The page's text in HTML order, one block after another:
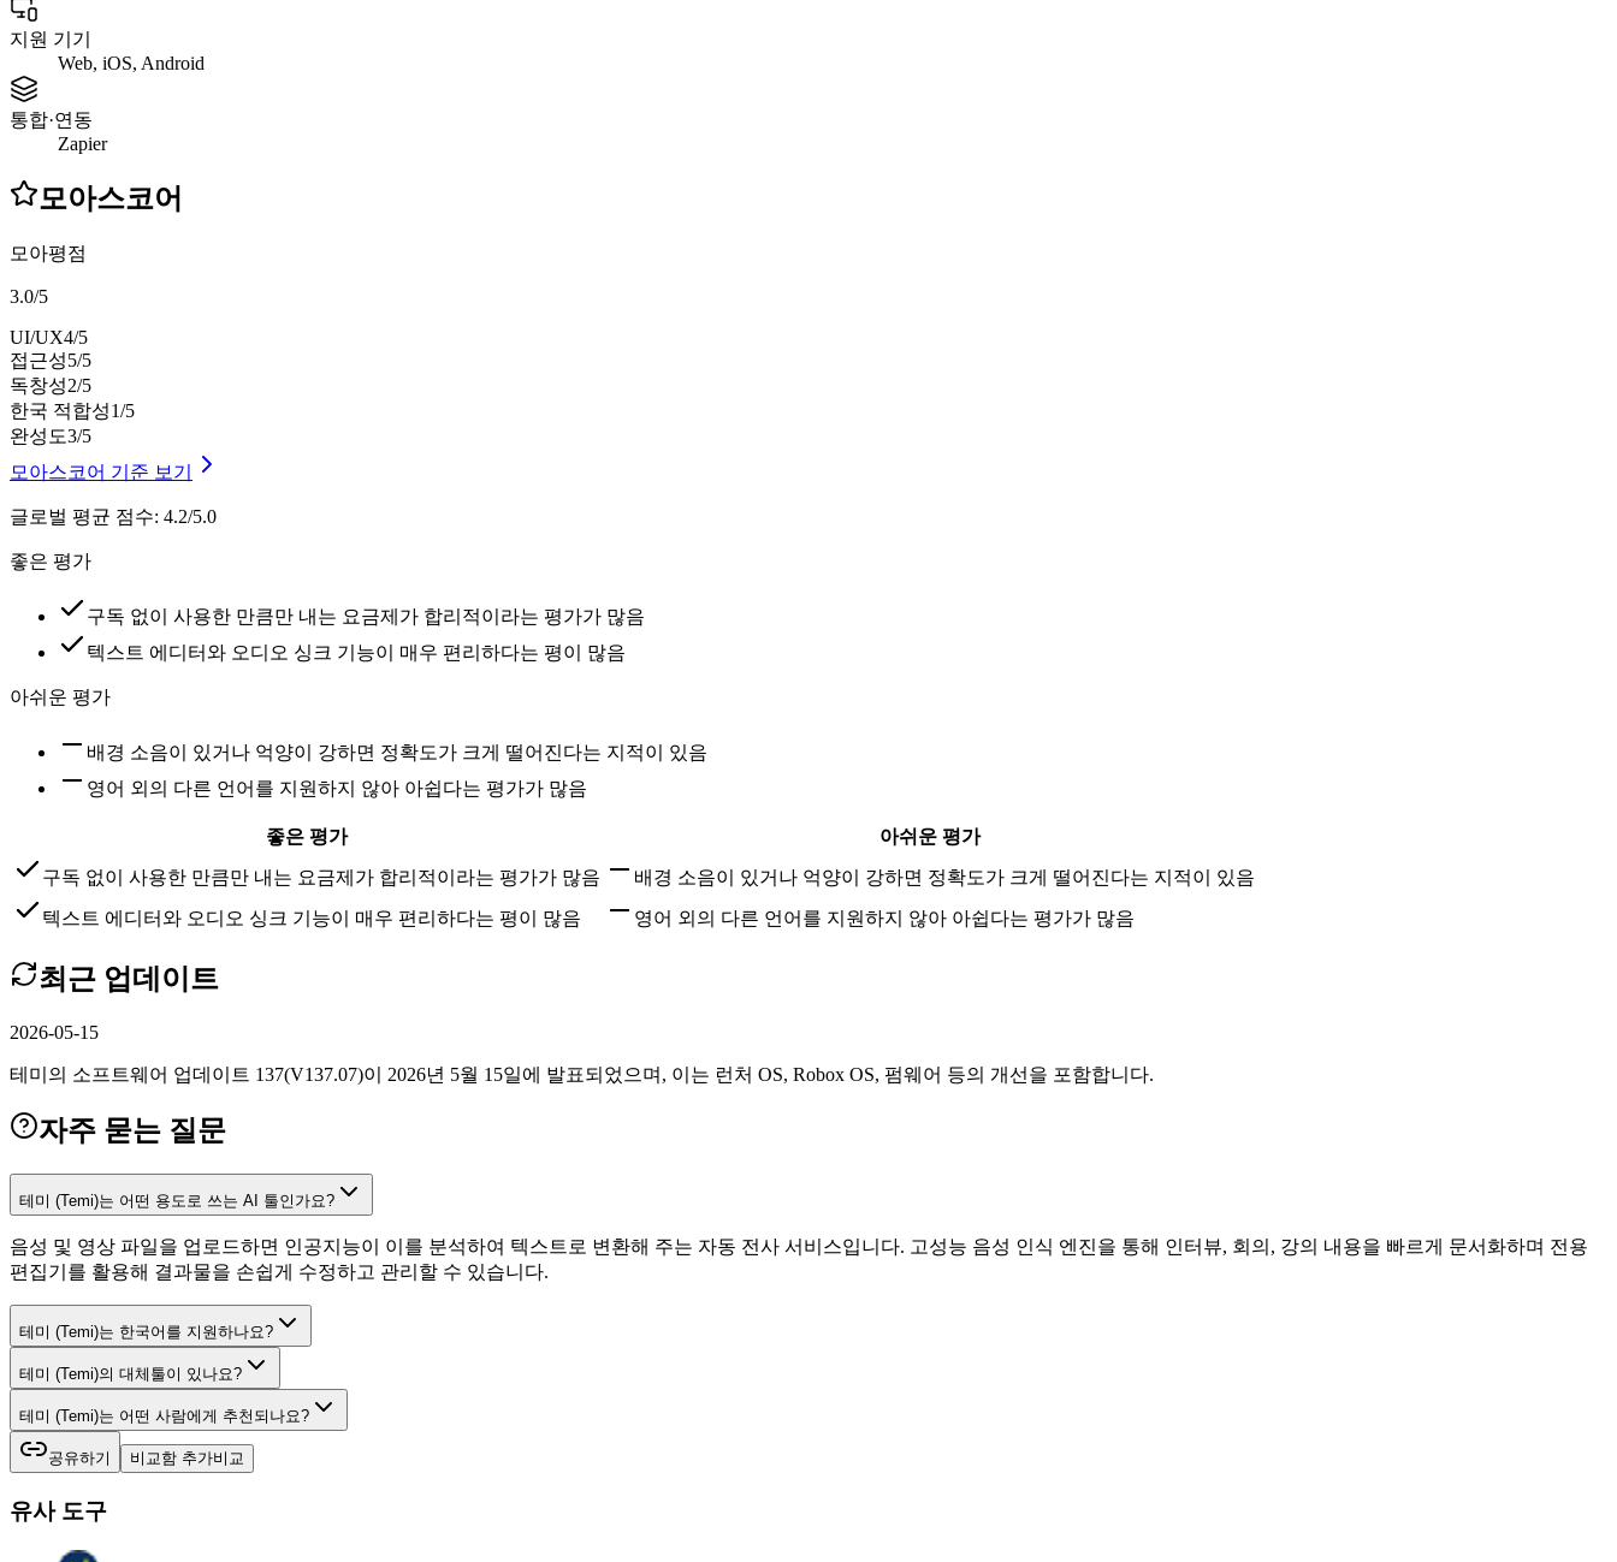
지원 기기
Web, iOS, Android
통합·연동
Zapier
모아스코어
모아평점
3.0/5
UI/UX4/5
접근성5/5
독창성2/5
한국 적합성1/5
완성도3/5
모아스코어 기준 보기
글로벌 평균 점수: 4.2/5.0
좋은 평가
구독 없이 사용한 만큼만 내는 요금제가 합리적이라는 평가가 많음
텍스트 에디터와 오디오 싱크 기능이 매우 편리하다는 평이 많음
아쉬운 평가
배경 소음이 있거나 억양이 강하면 정확도가 크게 떨어진다는 지적이 있음
영어 외의 다른 언어를 지원하지 않아 아쉽다는 평가가 많음
좋은 평가
아쉬운 평가
구독 없이 사용한 만큼만 내는 요금제가 합리적이라는 평가가 많음
배경 소음이 있거나 억양이 강하면 정확도가 크게 떨어진다는 지적이 있음
텍스트 에디터와 오디오 싱크 기능이 매우 편리하다는 평이 많음
영어 외의 다른 언어를 지원하지 않아 아쉽다는 평가가 많음
최근 업데이트
2026-05-15
테미의 소프트웨어 업데이트 137(V137.07)이 2026년 5월 15일에 발표되었으며, 이는 런처 OS, Robox OS, 펌웨어 등의 개선을 포함합니다.
자주 묻는 질문
테미 (Temi)는 어떤 용도로 쓰는 AI 툴인가요?
음성 및 영상 파일을 업로드하면 인공지능이 이를 분석하여 텍스트로 변환해 주는 자동 전사 서비스입니다. 고성능 음성 인식 엔진을 통해 인터뷰, 회의, 강의 내용을 빠르게 문서화하며 전용
편집기를 활용해 결과물을 손쉽게 수정하고 관리할 수 있습니다.
테미 (Temi)는 한국어를 지원하나요?
테미 (Temi)의 대체툴이 있나요?
테미 (Temi)는 어떤 사람에게 추천되나요?
공유하기 비교함 추가비교
유사 도구